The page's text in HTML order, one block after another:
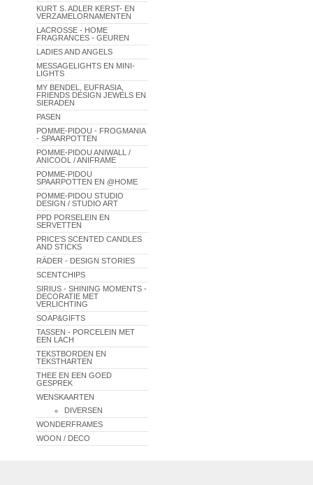
KURT S. ADLER KERST- EN
VERZAMELORNAMENTEN
LACROSSE - HOME
FRAGRANCES - GEUREN
LADIES AND ANGELS
MESSAGELIGHTS EN MINI-
LIGHTS
MY BENDEL, EUFRASIA,
FRIENDS DESIGN JEWELS EN
SIERADEN
PASEN
POMME-PIDOU - FROGMANIA
- SPAARPOTTEN
POMME-PIDOU ANIWALL /
ANICOOL / ANIFRAME
POMME-PIDOU
SPAARPOTTEN EN @HOME
POMME-PIDOU STUDIO
DESIGN / STUDIO ART
PPD PORSELEIN EN
SERVETTEN
PRICE'S SCENTED CANDLES
AND STICKS
RÄDER - DESIGN STORIES
SCENTCHIPS
SIRIUS - SHINING MOMENTS -
DECORATIE MET
VERLICHTING
SOAP&GIFTS
TASSEN - PORCELEIN MET
EEN LACH
TEKSTBORDEN EN
TEKSTHARTEN
THEE EN EEN GOED
GESPREK
WENSKAARTEN
DIVERSEN
WONDERFRAMES
WOON / DECO